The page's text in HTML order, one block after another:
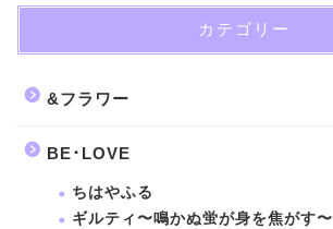
カテゴリー
&フラワー
BE･LOVE
ちはやふる
ギルティ〜鳴かぬ蛍が身を焦がす〜